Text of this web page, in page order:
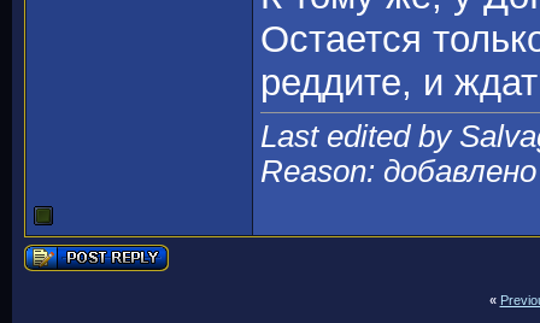
Остается
реддите, и
Last edited by
Reason:
«